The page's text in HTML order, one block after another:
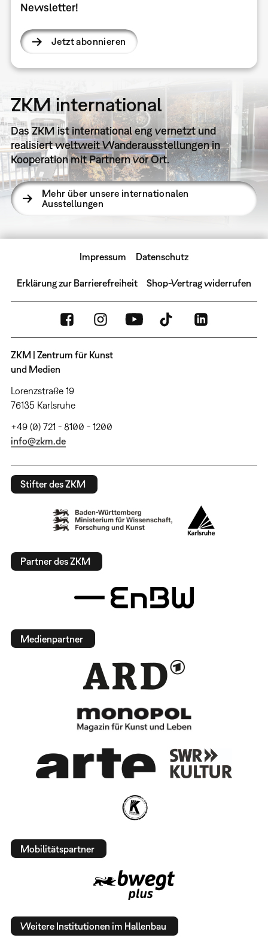
Newsletter!
Jetzt abonnieren
ZKM international
Das ZKM ist international eng vernetzt und
realisiert weltweit Wanderausstellungen in
Kooperation mit Partnern vor Ort.
Mehr über unsere internationalen
Ausstellungen
Impressum Datenschutz
Erklärung zur Barrierefreiheit Shop-Vertrag widerrufen
ZKM | Zentrum für Kunst
und Medien
Lorenzstraße 19
76135 Karlsruhe
+49 (0) 721 - 8100 - 1200
info@zkm.de
Stifter des ZKM
Partner des ZKM
Medienpartner
Mobilitätspartner
Weitere Institutionen im Hallenbau